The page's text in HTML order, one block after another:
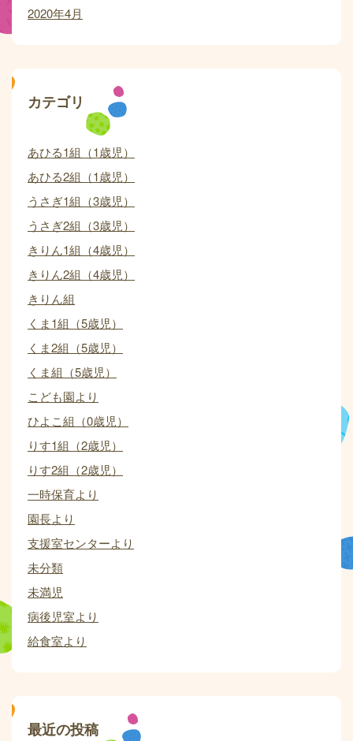
2020年4月
カテゴリ
あひる1組（1歳児）
あひる2組（1歳児）
うさぎ1組（3歳児）
うさぎ2組（3歳児）
きりん1組（4歳児）
きりん2組（4歳児）
きりん組
くま1組（5歳児）
くま2組（5歳児）
くま組（5歳児）
こども園より
ひよこ組（0歳児）
りす1組（2歳児）
りす2組（2歳児）
一時保育より
園長より
支援室センターより
未分類
未満児
病後児室より
給食室より
最近の投稿